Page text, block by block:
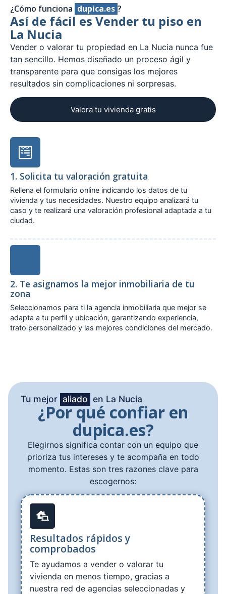
¿Cómo funciona dupica.es ?
Así de fácil es Vender tu piso en
La Nucia
Vender o valorar tu propiedad en La Nucia nunca fue
tan sencillo. Hemos diseñado un proceso ágil y
transparente para que consigas los mejores
resultados sin complicaciones ni sorpresas.
Valora tu vivienda gratis
1. Solicita tu valoración gratuita
Rellena el formulario online indicando los datos de tu
vivienda y tus necesidades. Nuestro equipo analizará tu
caso y te realizará una valoración profesional adaptada a tu
ciudad.
2. Te asignamos la mejor inmobiliaria de tu
zona
Seleccionamos para ti la agencia inmobiliaria que mejor se
adapta a tu perfil y ubicación, garantizando experiencia,
trato personalizado y las mejores condiciones del mercado.
Tu mejor aliado en La Nucia
¿Por qué confiar en
dupica.es?
Elegirnos significa contar con un equipo que
prioriza tus intereses y te acompaña en todo
momento. Estas son tres razones clave para
escogernos:
Resultados rápidos y
comprobados
Te ayudamos a vender o valorar tu
vivienda en menos tiempo, gracias a
nuestra red de agencias seleccionadas y